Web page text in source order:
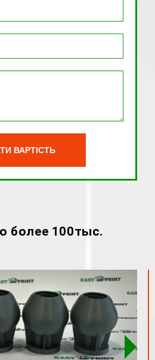
более 100тыс.